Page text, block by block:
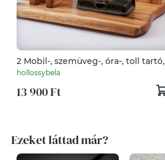
2 Mobil-, szemüveg-, óra-, toll tartó,
asztali rendező
hollossybela
13 900 Ft
Ezeket láttad már?